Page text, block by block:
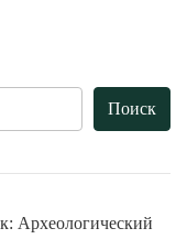
Археологический